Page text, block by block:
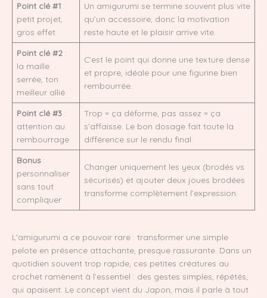
Point clé #1:
petit projet,
gros effet
Un amigurumi se termine souvent plus vite
qu’un accessoire, donc la motivation
reste haute et le plaisir arrive vite.
Point clé #2:
la maille
serrée, ton
meilleur allié
C’est le point qui donne une texture dense
et propre, idéale pour une figurine bien
rembourrée.
Point clé #3:
attention au
rembourrage
Trop = ça déforme, pas assez = ça
s’affaisse. Le bon dosage fait toute la
différence sur le rendu final.
Bonus:
personnaliser
sans tout
compliquer
Changer uniquement les yeux (brodés vs
sécurisés) et ajouter deux joues brodées
transforme complètement l’expression.
L’amigurumi a ce pouvoir rare : transformer une simple
pelote en présence attachante, presque rassurante. Dans un
quotidien souvent trop rapide, ces petites créatures au
crochet ramènent à l’essentiel : des gestes simples, répétés,
qui apaisent. Le concept vient du Japon, mais il parle à tout